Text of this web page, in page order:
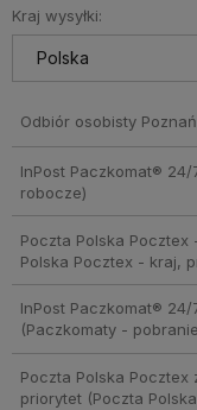
Kraj wysyłki:
Odbiór osobisty Poznań
InPost Paczkomat® 24/
robocze)
Poczta Polska
Polska Pocztex - kraj,
InPost Paczkomat®
(Paczkomaty -
Poczta Polska
priorytet(Poczta